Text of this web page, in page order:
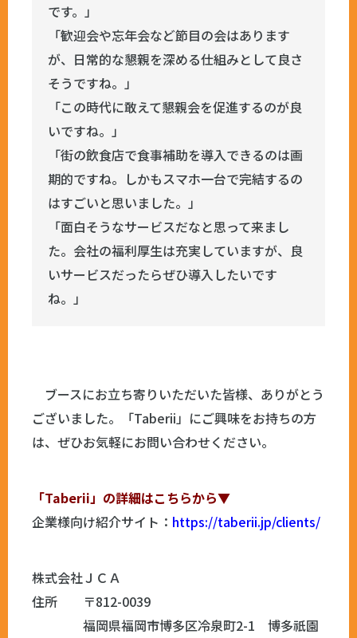
です。」
「歓迎会や忘年会など節目の会はあります
が、日常的な懇親を深める仕組みとして良さ
そうですね。」
「この時代に敢えて懇親会を促進するのが良
いですね。」
「街の飲食店で食事補助を導入できるのは画
期的ですね。しかもスマホ一台で完結するの
はすごいと思いました。」
「面白そうなサービスだなと思って来まし
た。会社の福利厚生は充実していますが、良
いサービスだったらぜひ導入したいです
ね。」
ブースにお立ち寄りいただいた皆様、ありがとう
ございました。「Taberii」にご興味をお持ちの方
は、ぜひお気軽にお問い合わせください。
「Taberii」の詳細はこちらから▼
企業様向け紹介サイト： https://taberii.jp/clients/
株式会社ＪＣＡ
住所 〒812-0039
福岡県福岡市博多区冷泉町2-1 博多祇園